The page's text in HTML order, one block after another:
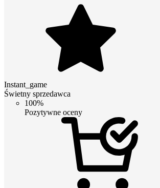
Instant_game
Świetny sprzedawca
100%
Pozytywne oceny